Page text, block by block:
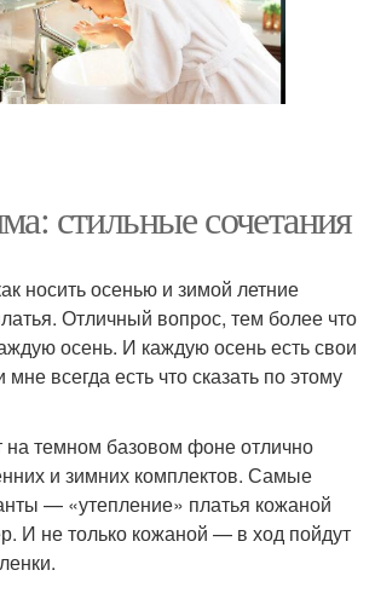
стильные сочетания
носить осенью и зимой летние
Отличный вопрос, тем более что
осень. И каждую осень есть свои
всегда есть что сказать по этому
на темном базовом фоне отлично
и зимних комплектов. Самые
— «утепление» платья кожаной
И не только кожаной — в ход пойдут